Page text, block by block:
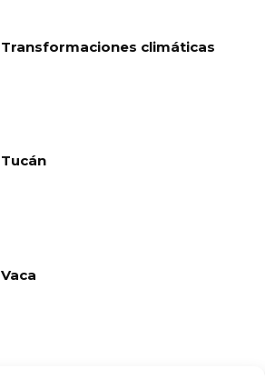
Transformaciones climáticas
Tucán
Vaca